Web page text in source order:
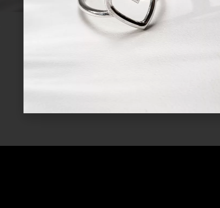
Bracelet PEARL
CHF
199.00